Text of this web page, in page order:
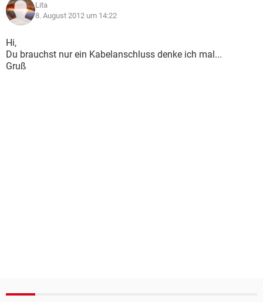
Lita
8. August 2012 um 14:22
Hi,
Du brauchst nur ein Kabelanschluss denke ich mal...
Gruß